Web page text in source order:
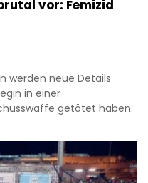
vor: Femizid
werden neue Details
in einer
getötet haben.